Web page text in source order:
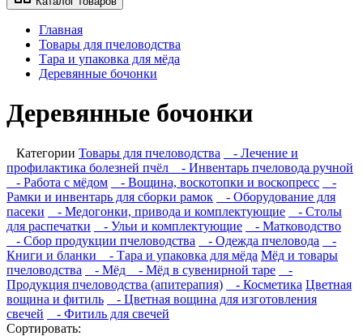
Главная
Товары для пчеловодства
Тара и упаковка для мёда
Деревянные бочонки
Деревянные бочонки
Категории Товары для пчеловодства
- Лечение и
профилактика болезней пчёл
- Инвентарь пчеловода ручной
- Работа с мёдом
- Вощина, воскотопки и воскопресс
-
Рамки и инвентарь для сборки рамок
- Оборудование для
пасеки
- Медогонки, привода и комплектующие
- Столы
для распечатки
- Ульи и комплектующие
- Матководство
- Сбор продукции пчеловодства
- Одежда пчеловода
-
Книги и бланки
- Тара и упаковка для мёда Мёд и товары
пчеловодства
- Мёд - Мёд в сувенирной таре
-
Продукция пчеловодства (апитерапия)
- Косметика Цветная
вощина и фитиль
- Цветная вощина для изготовления
свечей
- Фитиль для свечей
Сортировать: